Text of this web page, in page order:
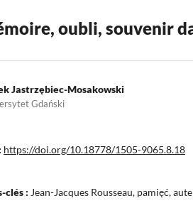
oubli, souvenir
Jastrzębiec-Mosakowski
Gdański
https://doi.org/10.18778/1505-9065.8.18
clés : Jean-Jacques Rousseau, pamięć,